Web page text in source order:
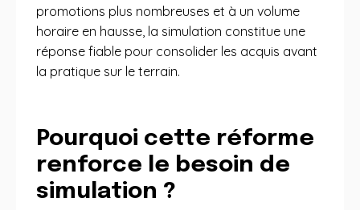
promotions plus nombreuses et à un volume
horaire en hausse, la simulation constitue une
réponse fiable pour consolider les acquis avant
la pratique sur le terrain.
Pourquoi cette réforme
renforce le besoin de
simulation ?